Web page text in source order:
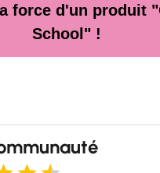
force d'un produit
School" !